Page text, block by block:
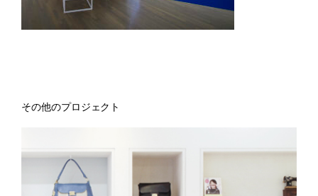
その他のプロジェクト